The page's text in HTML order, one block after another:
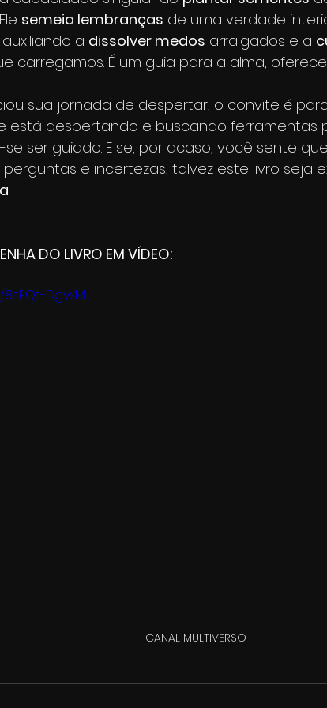
semeia lembranças de uma verdade
a dissolver medos arraigados e a
carregamos. É um guia para a alma,
sua jornada de despertar, o convite é
está despertando e buscando ferramentas
ser guiado. E se, por acaso, você sente
e incertezas, talvez este livro seja
.
DO LIVRO EM VÍDEO:
DgyxM
CANAL MULTIVERSO